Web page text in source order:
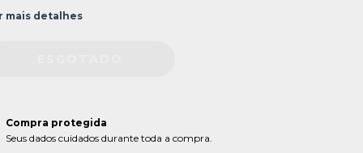
mais detalhes
Compra protegida
Seus dados cuidados durante toda a compra.